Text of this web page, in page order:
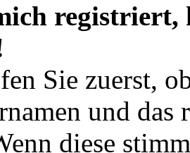
Sie zuerst,
und das
diese